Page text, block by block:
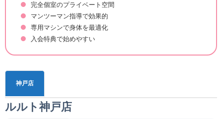
完全個室のプライベート空間
マンツーマン指導で効果的
専用マシンで身体を最適化
入会特典で始めやすい
神戸店
ルルト神戸店